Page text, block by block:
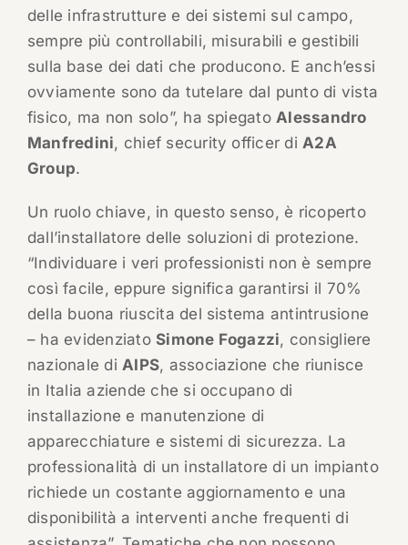
delle infrastrutture e dei sistemi sul campo,
sempre più controllabili, misurabili e gestibili
sulla base dei dati che producono. E anch’essi
ovviamente sono da tutelare dal punto di vista
fisico, ma non solo”, ha spiegato Alessandro
Manfredini, chief security officer di A2A
Group.
Un ruolo chiave, in questo senso, è ricoperto
dall’installatore delle soluzioni di protezione.
“Individuare i veri professionisti non è sempre
così facile, eppure significa garantirsi il 70%
della buona riuscita del sistema antintrusione
– ha evidenziatoSimone Fogazzi, consigliere
nazionale di AIPS, associazione che riunisce
in Italia aziende che si occupano di
installazione e manutenzione di
apparecchiature e sistemi di sicurezza. La
professionalità di un installatore di un impianto
richiede un costante aggiornamento e una
disponibilità a interventi anche frequenti di